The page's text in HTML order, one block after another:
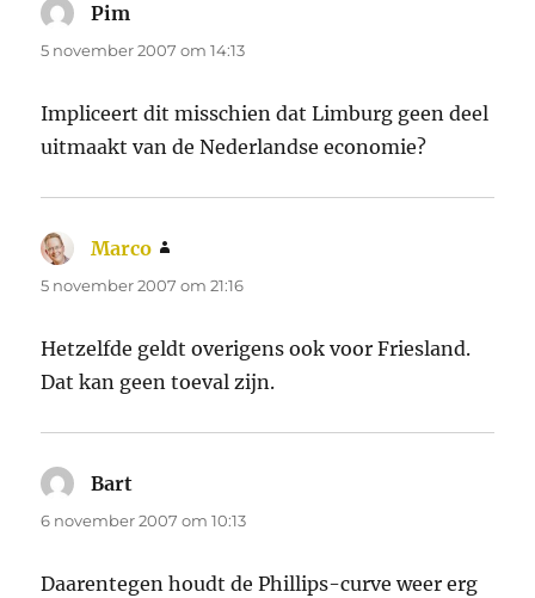
Pim
5 november 2007 om 14:13
Impliceert dit misschien dat Limburg geen deel
uitmaakt van de Nederlandse economie?
Marco
5 november 2007 om 21:16
Hetzelfde geldt overigens ook voor Friesland.
Dat kan geen toeval zijn.
Bart
6 november 2007 om 10:13
Daarentegen houdt de Phillips-curve weer erg